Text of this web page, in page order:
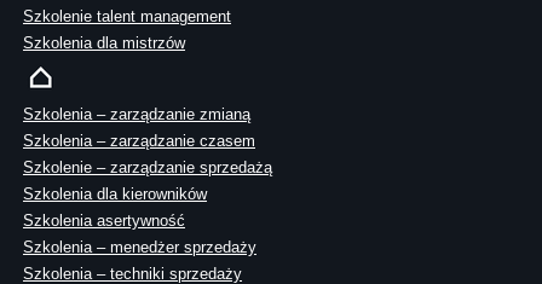
Szkolenie talent management
Szkolenia dla mistrzów
Szkolenia – zarządzanie zmianą
Szkolenia – zarządzanie czasem
Szkolenie – zarządzanie sprzedażą
Szkolenia dla kierowników
Szkolenia asertywność
Szkolenia – menedżer sprzedaży
Szkolenia – techniki sprzedaży